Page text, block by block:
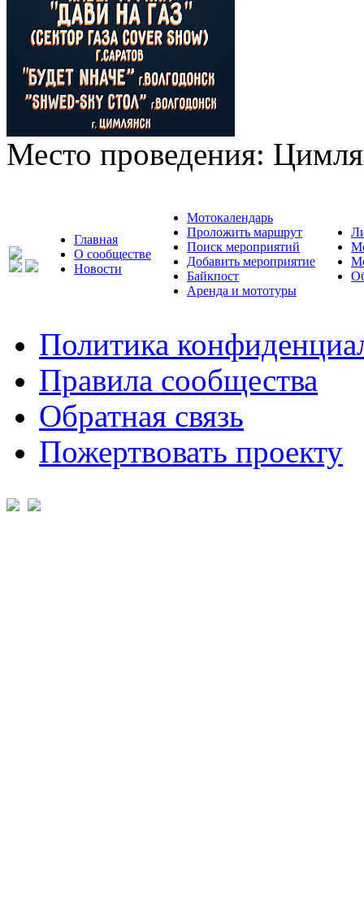
Место проведения:
Главная
О сообществе
Новости
Мотокалендарь
Проложить маршрут
Поиск мероприятий
Добавить мероприятие
Байкпост
Аренда и мототуры
Политика
Правила сообщества
Обратная связь
Пожертвовать проекту